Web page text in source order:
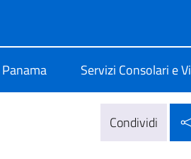
Servizi Consolari e
Condividi